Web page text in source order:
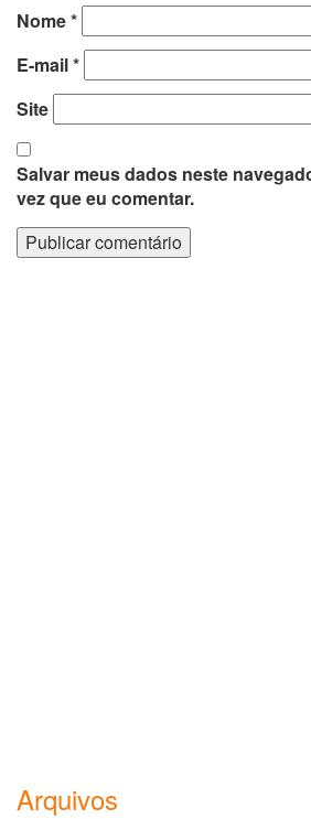
Nome*
E-mail*
Site
Salvar meus dados neste
vez que eu comentar.
Arquivos